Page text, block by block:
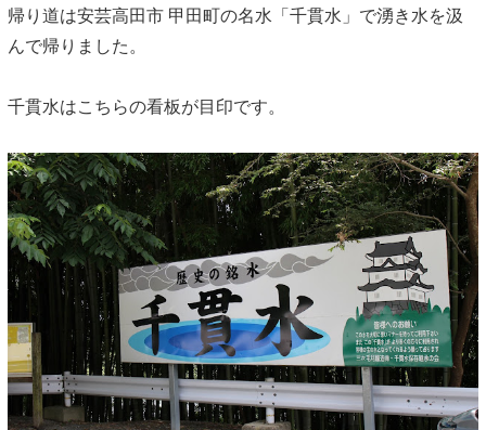
帰り道は安芸高田市 甲田町の名水「千貫水」で湧き水を汲
んで帰りました。
千貫水はこちらの看板が目印です。